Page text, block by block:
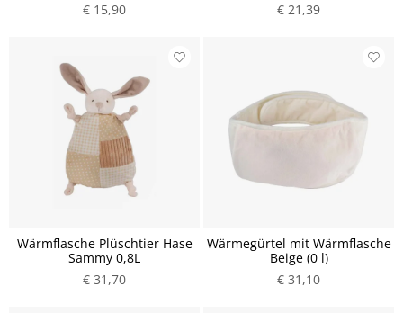
€ 15,90
€ 21,39
Wärmflasche Plüschtier Hase
Sammy 0,8L
€ 31,70
Wärmegürtel mit Wärmflasche
Beige (0 l)
€ 31,10